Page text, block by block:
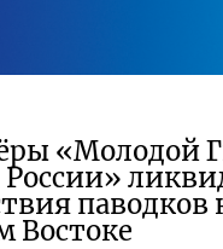
«Молодой
паводков
Востоке